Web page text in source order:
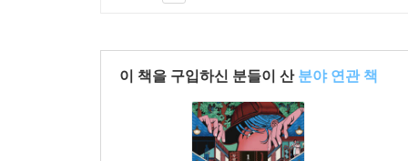
이 책을 구입하신 분들이 산 분야 연관 책